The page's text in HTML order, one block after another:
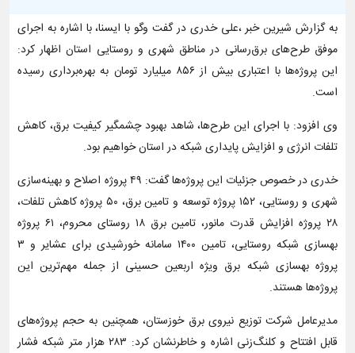
به گزارش شیرین خبر ،علی خدری در گفت وگو با ایسنا، با اشاره به اجرای
موفق طرح‌های برق‌رسانی در مناطق شهری و روستایی استان اظهار کرد:
این پروژه‌ها با اعتباری بیش از ۸۵۶ میلیارد تومان به بهره‌برداری رسیده‌
است.
وی افزود: با اجرای این طرح‌ها، شاهد بهبود چشمگیر کیفیت برق، کاهش
تلفات انرژی و افزایش پایداری شبکه در استان خواهیم بود.
خدری در خصوص جزئیات این پروژه‌ها گفت: ۴۹ پروژه اصلاح و بهینه‌سازی
شهری و روستایی، ۱۵۲ پروژه توسعه و تامین برق، ۵۰ پروژه کاهش تلفات،
۲۸ پروژه افزایش قدرت مانور، تامین برق ۱۸ روستای محروم، ۶۱ پروژه
بهسازی شبکه روستایی، تامین ۱۴۰۰ سامانه خورشیدی برای عشایر و ۳
پروژه بهسازی شبکه برق ویژه اربعین حسینی از جمله مهم‌ترین این
پروژه‌ها هستند.
مدیرعامل شرکت توزیع نیروی برق خوزستان، همچنین به حجم پروژه‌های
قابل افتتاح و کلنگ‌زنی اشاره و خاطرنشان کرد: ۲۸۳ هزار متر شبکه فشار